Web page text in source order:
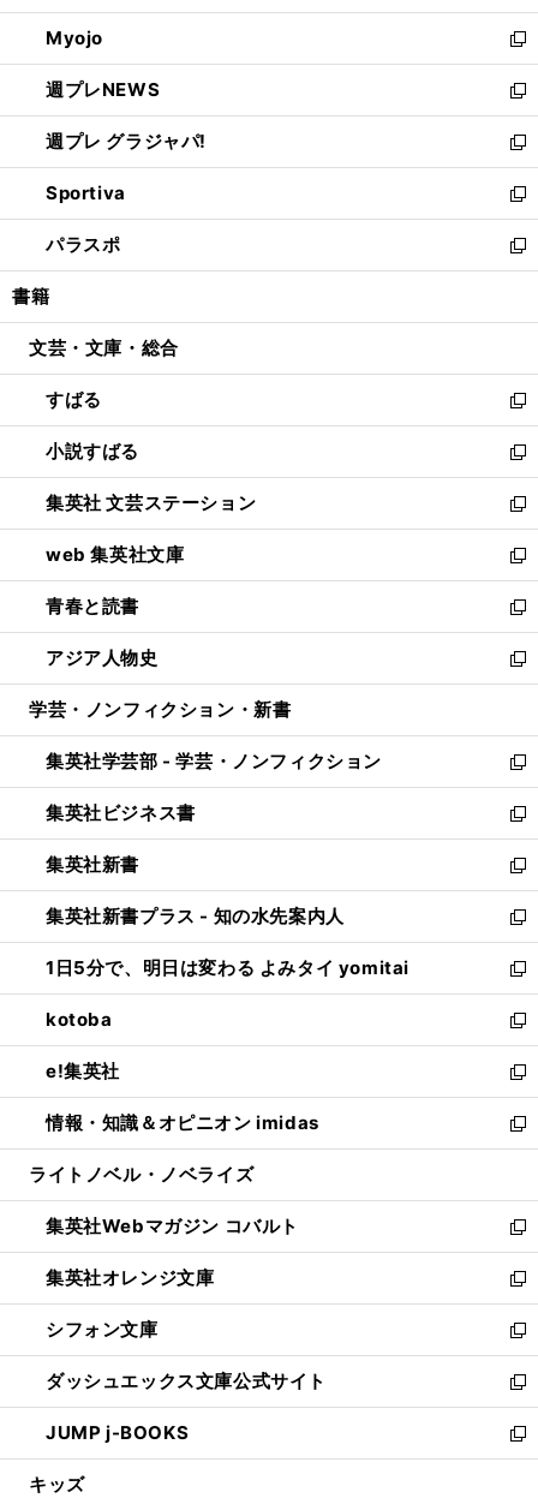
開
く
ウ
で
開
く
ン
ド
ウ
で
開
く
ウ
ィ
ン
ド
ウ
で
開
く
Myojo
新
し
い
ウ
ィ
ン
ド
ウ
で
開
週プレNEWS
新
し
い
ウ
ィ
ン
ド
ウ
開
週プレ グラジャパ!
新
し
い
ウ
ィ
ン
ウ
開
く
Sportiva
新
し
い
ウ
ン
ウ
で
開
く
パラスポ
新
し
ウ
ン
ド
ウ
で
開
く
書籍
文芸・文庫・総合
すばる
新
し
い
ウ
ィ
ン
ド
ウ
で
開
く
小説すばる
新
し
い
ウ
ィ
ン
ド
ウ
で
開
集英社 文芸ステーション
新
し
い
ウ
ィ
ン
ド
ウ
開
く
web 集英社文庫
新
し
い
ウ
ィ
ン
ウ
で
開
く
青春と読書
新
し
い
ウ
ン
ド
ウ
で
開
く
アジア人物史
新
し
ウ
ィ
ン
ド
ウ
で
開
く
学芸・ノンフィクション・新書
集英社学芸部 - 学芸・ノンフィクション
新
し
い
ウ
ィ
ン
ド
ウ
で
開
く
集英社ビジネス書
新
し
い
ウ
ィ
ン
ド
ウ
で
開
く
集英社新書
新
し
い
ウ
ィ
ン
ド
ウ
で
開
く
集英社新書プラス - 知の水先案内人
新
し
い
ウ
ィ
ン
ド
ウ
で
開
1日5分で、明日は変わる よみタイ yomitai
新
し
い
ウ
ィ
ン
ド
ウ
開
く
kotoba
新
し
い
ウ
ィ
ン
ウ
で
開
く
e!集英社
新
し
い
ウ
ン
ド
ウ
で
開
く
情報・知識＆オピニオン imidas
新
し
ウ
ィ
ン
ド
ウ
で
開
く
ライトノベル・ノベライズ
集英社Webマガジン コバルト
新
し
い
ウ
ィ
ン
ド
ウ
で
開
集英社オレンジ文庫
新
し
い
ウ
ィ
ン
ド
ウ
シフォン文庫
新
し
い
ウ
ィ
ン
ダッシュエックス文庫公式サイト
新
し
い
ウ
JUMP j-BOOKS
新
し
キッズ